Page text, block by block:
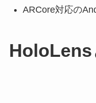
ARCore対応の
HoloLens